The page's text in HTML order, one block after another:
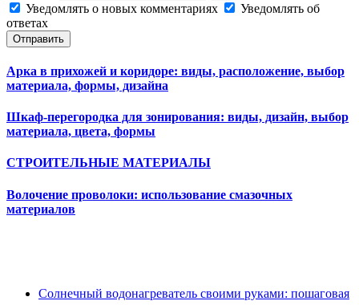
Уведомлять о новых комментариях
Уведомлять об
ответах
Отправить
Арка в прихожей и коридоре: виды, расположение, выбор
материала, формы, дизайна
Шкаф-перегородка для зонирования: виды, дизайн, выбор
материала, цвета, формы
СТРОИТЕЛЬНЫЕ МАТЕРИАЛЫ
Волочение проволоки: использование смазочных
материалов
Солнечный водонагреватель своими руками: пошаговая